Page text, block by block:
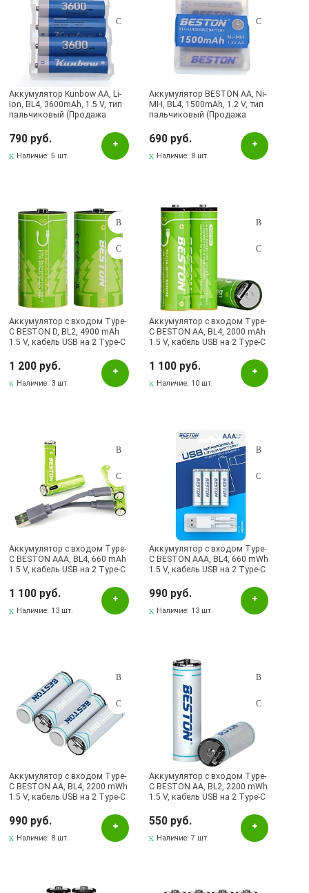
Аккумулятор Kunbow AA, Li-
Ion, BL4, 3600mAh, 1.5 V, тип
пальчиковый (Продажа
790 руб.
Наличие:5 шт.
Аккумулятор BESTON AA, Ni-
MH, BL4, 1500mAh, 1.2 V, тип
пальчиковый (Продажа
690 руб.
Наличие: 8 шт.
Аккумулятор с входом Type-
C BESTON D, BL2, 4900 mAh
1.5 V, кабель USB на 2 Type-C
1 200 руб.
Наличие: 3 шт.
Аккумулятор с входом Type-
C BESTON AA, BL4, 2000 mAh
1.5 V, кабель USB на 2 Type-C
1 100 руб.
Наличие: 10 шт.
Аккумулятор с входом Type-
C BESTON AAA, BL4, 660 mAh
1.5 V, кабель USB на 2 Type-C
1 100 руб.
Наличие: 13 шт.
Аккумулятор с входом Type-
C BESTON AAA, BL4, 660 mWh
1.5 V, кабель USB на 2 Type-C
990 руб.
Наличие: 13 шт.
Аккумулятор с входом Type-
C BESTON AA, BL4, 2200 mWh
1.5 V, кабель USB на 2 Type-C
990 руб.
Наличие: 8 шт.
Аккумулятор с входом Type-
C BESTON AA, BL2, 2200 mWh
1.5 V, кабель USB на 2 Type-C
550 руб.
Наличие:7 шт.